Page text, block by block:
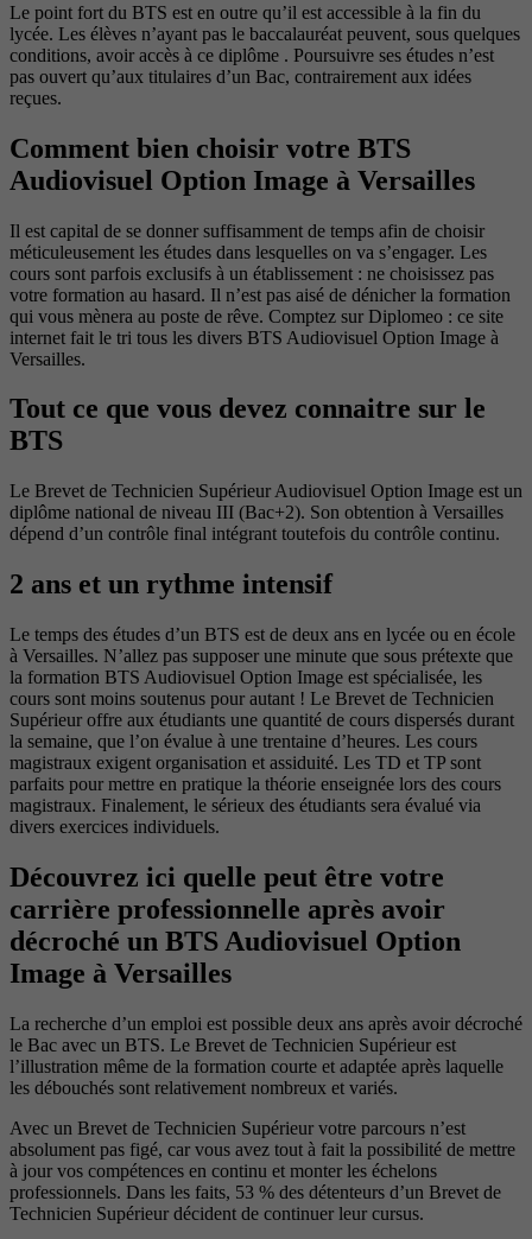
Le point fort du BTS est en outre qu’il est accessible à la fin du
lycée. Les élèves n’ayant pas le baccalauréat peuvent, sous quelques
conditions, avoir accès à ce diplôme . Poursuivre ses études n’est
pas ouvert qu’aux titulaires d’un Bac, contrairement aux idées
reçues.
Comment bien choisir votre BTS
Audiovisuel Option Image à Versailles
Il est capital de se donner suffisamment de temps afin de choisir
méticuleusement les études dans lesquelles on va s’engager. Les
cours sont parfois exclusifs à un établissement : ne choisissez pas
votre formation au hasard. Il n’est pas aisé de dénicher la formation
qui vous mènera au poste de rêve. Comptez sur Diplomeo : ce site
internet fait le tri tous les divers BTS Audiovisuel Option Image à
Versailles.
Tout ce que vous devez connaitre sur le
BTS
Le Brevet de Technicien Supérieur Audiovisuel Option Image est un
diplôme national de niveau III (Bac+2). Son obtention à Versailles
dépend d’un contrôle final intégrant toutefois du contrôle continu.
2 ans et un rythme intensif
Le temps des études d’un BTS est de deux ans en lycée ou en école
à Versailles. N’allez pas supposer une minute que sous prétexte que
la formation BTS Audiovisuel Option Image est spécialisée, les
cours sont moins soutenus pour autant ! Le Brevet de Technicien
Supérieur offre aux étudiants une quantité de cours dispersés durant
la semaine, que l’on évalue à une trentaine d’heures. Les cours
magistraux exigent organisation et assiduité. Les TD et TP sont
parfaits pour mettre en pratique la théorie enseignée lors des cours
magistraux. Finalement, le sérieux des étudiants sera évalué via
divers exercices individuels.
Découvrez ici quelle peut être votre
carrière professionnelle après avoir
décroché un BTS Audiovisuel Option
Image à Versailles
La recherche d’un emploi est possible deux ans après avoir décroché
le Bac avec un BTS. Le Brevet de Technicien Supérieur est
l’illustration même de la formation courte et adaptée après laquelle
les débouchés sont relativement nombreux et variés.
Avec un Brevet de Technicien Supérieur votre parcours n’est
absolument pas figé, car vous avez tout à fait la possibilité de mettre
à jour vos compétences en continu et monter les échelons
professionnels. Dans les faits, 53 % des détenteurs d’un Brevet de
Technicien Supérieur décident de continuer leur cursus.